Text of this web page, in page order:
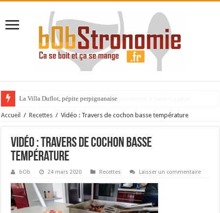
La Villa Duflot, pépite perpignanaise
Accueil / Recettes / Vidéo : Travers de cochon basse température
Vidéo : Travers de cochon basse
température
bOb 24 mars 2020 Recettes Laisser un commentaire